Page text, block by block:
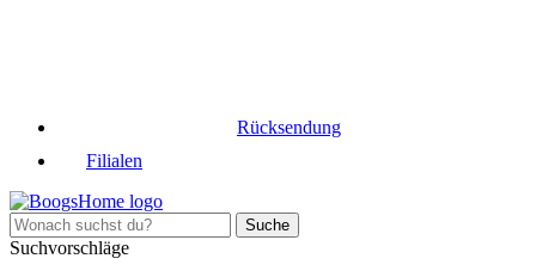
Rücksendung
Filialen
Suche
Suchvorschläge